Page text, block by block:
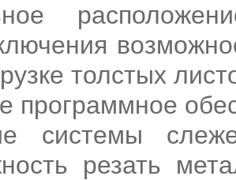
толстых
программное
системы
резать